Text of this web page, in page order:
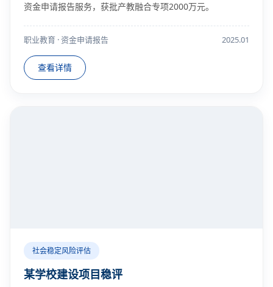
资金申请报告服务，获批产教融合专项2000万元。
职业教育 · 资金申请报告 2025.01
查看详情
社会稳定风险评估
某学校建设项目稳评